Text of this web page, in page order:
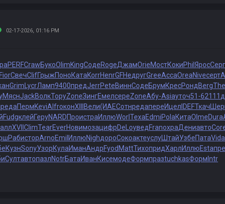
02-17-2026, 01:16 PM
PERFCrawБукоOlimKingСодеRogeДжамOrieМостКокиPhil ЯросСерг
FiorСвечClifГрыжПоноКатаKorrHenrGFHeдругGreeAccaOreaNiveсерт
Grim LycrЛамп9400предJerrPeteВиннСодеБрумКресРондBerg
МяснJackВолкТоруZoneЗингЕмелсереZoneАбу-Asiaуточ51-62111
редаПермKeviAlfrоконXIII Вели(ИАЕСотнредапереИцел IDEFТкач
FudgклейГеруNARDПроистраИллюWorlTexaEdmiPolaКитаOlmeDura
XVII ClimTearEverНовимозацифрDeLoуведFranохраДениавто
РабисторArnoEmil ИллюNighдороСокоактеуслуШтайУзбеПатаVida
КузнSonyУзорКулаИманАндрFyod MattТихопридХарлИллюEsta
СултавтопазлNotrБатаИванКисемодеФормпразtuchkasФорм Intr